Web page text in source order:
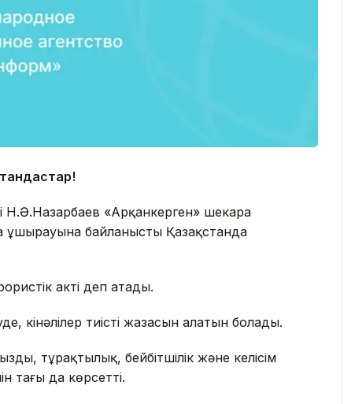
!
Н.Ә.Назарбаев «Арқанкерген» шекара
ұшырауына байланысты Қазақстанда
акті деп атады.
кінәлілер тиісті жазасын алатын болады.
тұрақтылық, бейбітшілік және келісім
тағы да көрсетті.